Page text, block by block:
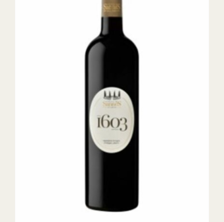
DETAILS